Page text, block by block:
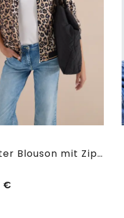
Leichter Blouson mit Zipper und Leo-Print
€